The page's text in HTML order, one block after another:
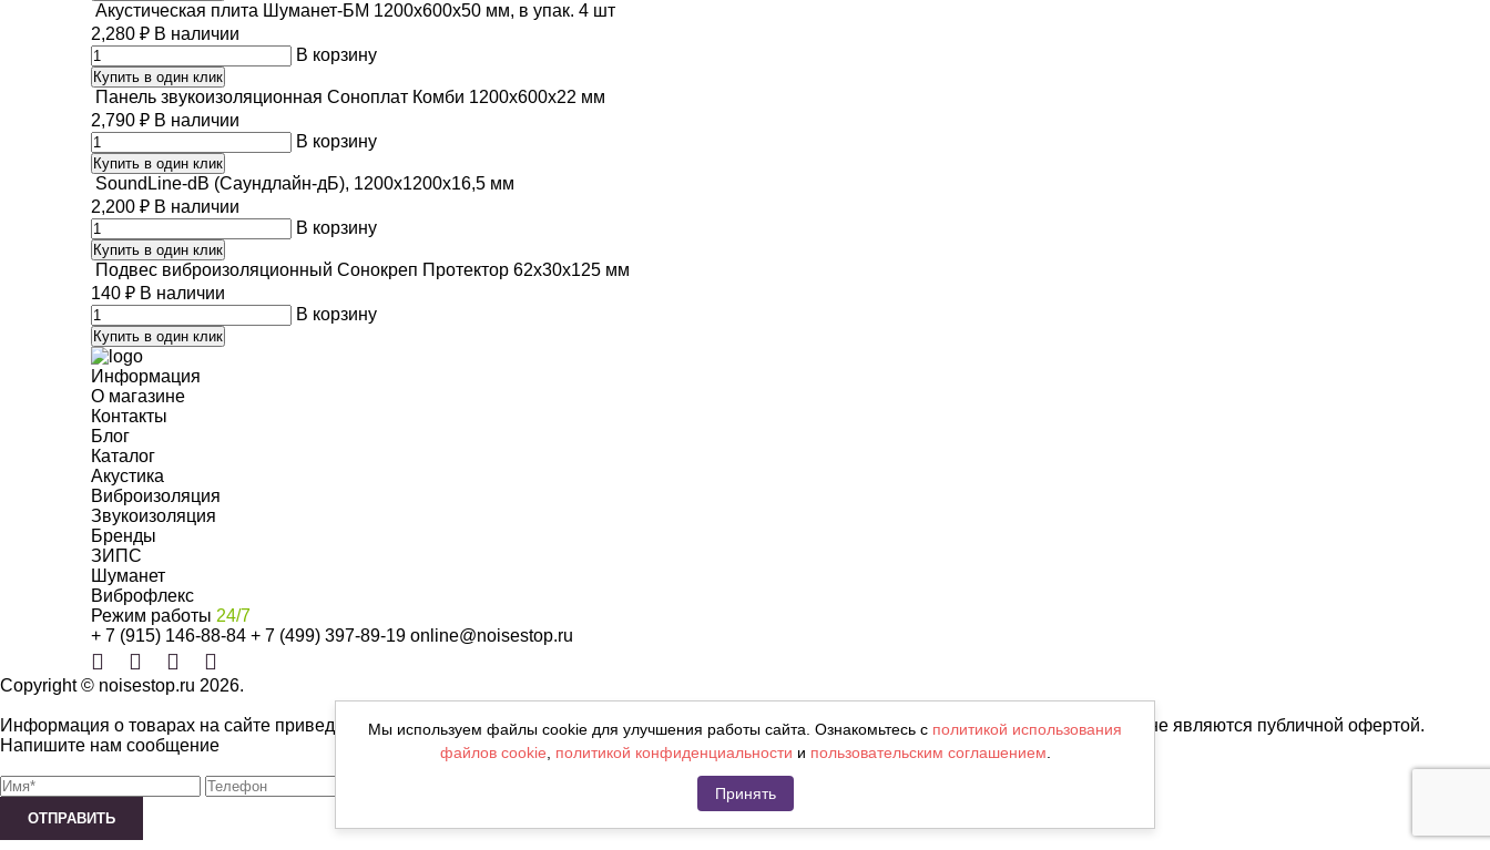
Акустическая плита Шуманет-БМ 1200х600х50 мм, в упак. 4 шт
2,280 ₽ В наличии
В корзину
Купить в один клик
Панель звукоизоляционная Соноплат Комби 1200х600х22 мм
2,790 ₽ В наличии
В корзину
Купить в один клик
SoundLine-dB (Саундлайн-дБ), 1200х1200х16,5 мм
2,200 ₽ В наличии
В корзину
Купить в один клик
Подвес виброизоляционный Сонокреп Протектор 62х30х125 мм
140 ₽ В наличии
В корзину
Купить в один клик
Информация
О магазине
Контакты
Блог
Каталог
Акустика
Виброизоляция
Звукоизоляция
Бренды
ЗИПС
Шуманет
Виброфлекс
Режим работы 24/7
+ 7 (915) 146-88-84 + 7 (499) 397-89-19 online@noisestop.ru
Copyright © noisestop.ru 2026.
Информация о товарах на сайте приведена в целях ознакомленияя. Фотографии, цвета могут отличаться от фактических характеристик и не являются публичной офертой.
Напишите нам сообщение
ОТПРАВИТЬ
Мы используем файлы cookie для улучшения работы сайта. Ознакомьтесь с политикой использования
файлов cookie
политикой конфиденциальности и пользовательским соглашением
Принять